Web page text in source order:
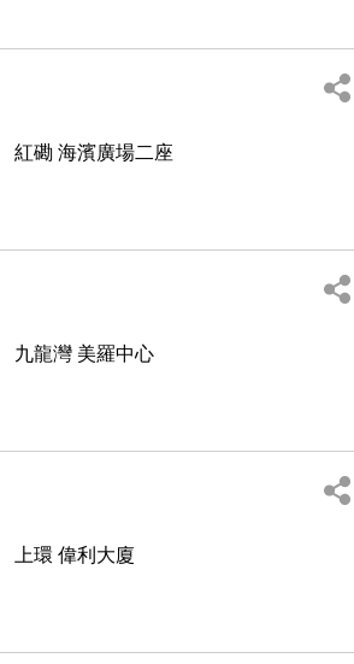
紅磡 海濱廣場二座
九龍灣 美羅中心
上環 偉利大廈